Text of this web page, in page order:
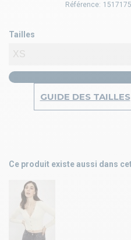
Tailles
GUIDE DES TAILLES
Référence:
Ce produit existe aussi dans